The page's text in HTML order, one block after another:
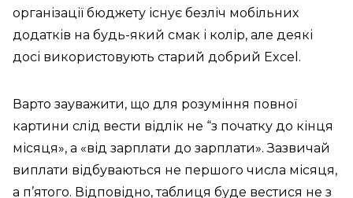
організації бюджету існує безліч мобільних
додатків на будь-який смак і колір, але деякі
досі використовують старий добрий Excel.
Варто зауважити, що для розуміння повної
картини слід вести відлік не “з початку до кінця
місяця», а «від зарплати до зарплати». Зазвичай
виплати відбуваються не першого числа місяця,
а п’ятого. Відповідно, таблиця буде вестися не з